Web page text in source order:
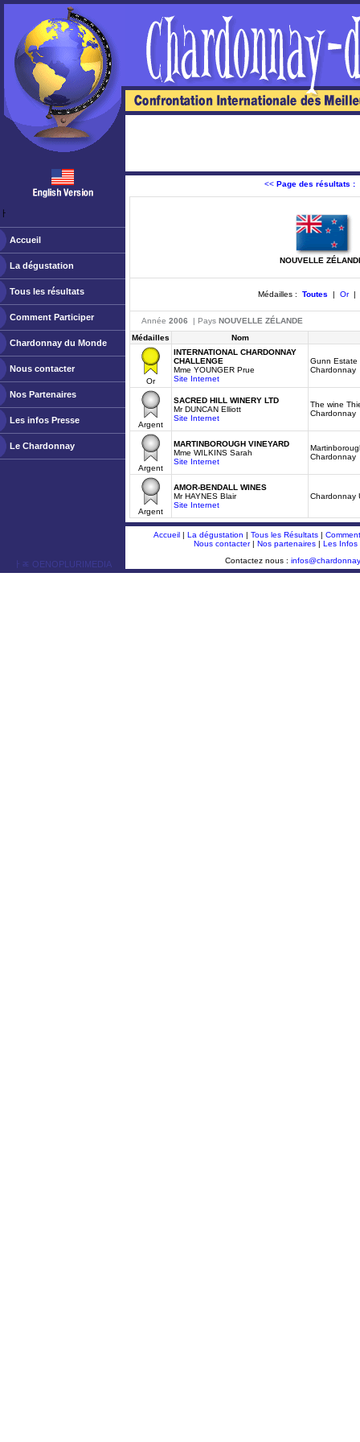
ￂﾠ
Accueil
La dégustation
Tous les résultats
Comment Participer
Chardonnay du Monde
Nous contacter
Nos Partenaires
Les infos Presse
Le Chardonnay
<< Page des résultats :
NOUVELLE
Médailles : Toutes | Or|
Année 2006 | Pays NOUVELLE ZÉLANDE
Médailles
Nom
Or
INTERNATIONAL CHARDONNAY
CHALLENGE
Mme YOUNGER Prue
Site Internet
Gunn Estate
Chardonnay
Argent
SACRED HILL WINERY LTD
Mr DUNCAN Elliott
Site Internet
The wine
Chardonnay
Argent
MARTINBOROUGH VINEYARD
Mme WILKINS Sarah
Site Internet
Chardonnay
Argent
AMOR-BENDALL WINES
Mr HAYNES Blair
Site Internet
Chardonnay
ￂﾮ OENOPLURIMEDIA
Accueil| La dégustation | Tous les Résultats|
Nous contacter| Nos partenaires| Les Infos
Contactez nous :